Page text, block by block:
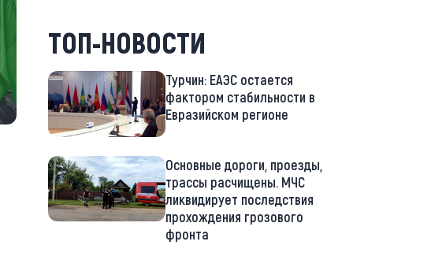
ТОП-НОВОСТИ
Турчин: ЕАЭС остается
фактором стабильности в
Евразийском регионе
Основные дороги, проезды,
трассы расчищены. МЧС
ликвидирует последствия
прохождения грозового
фронта